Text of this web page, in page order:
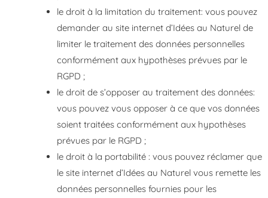
le droit à la limitation du traitement: vous pouvez
demander au site internet d’Idées au Naturel de
limiter le traitement des données personnelles
conformément aux hypothèses prévues par le
RGPD ;
le droit de s’opposer au traitement des données:
vous pouvez vous opposer à ce que vos données
soient traitées conformément aux hypothèses
prévues par le RGPD ;
le droit à la portabilité : vous pouvez réclamer que
le site internet d’Idées au Naturel vous remette les
données personnelles fournies pour les